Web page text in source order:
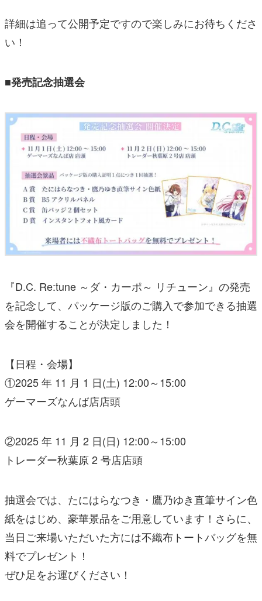
詳細は追って公開予定ですので楽しみにお待ちくださ
い！
■発売記念抽選会
『D.C. Re:tune ～ダ・カーポ～ リチューン』の発売
を記念して、パッケージ版のご購入で参加できる抽選
会を開催することが決定しました！
【日程・会場】
①2025 年 11 月 1 日(土) 12:00～15:00
ゲーマーズなんば店店頭
②2025 年 11 月 2 日(日) 12:00～15:00
トレーダー秋葉原 2 号店店頭
抽選会では、たにはらなつき・鷹乃ゆき直筆サイン色
紙をはじめ、豪華景品をご用意しています！さらに、
当日ご来場いただいた方には不織布トートバッグを無
料でプレゼント！
ぜひ足をお運びください！